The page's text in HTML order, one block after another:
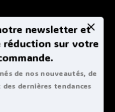
newsletter et
réduction sur votre
de nos nouveautés, de
dernières tendances